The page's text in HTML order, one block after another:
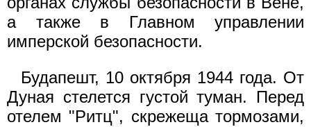
а также в Главном управлении
имперской безопасности.
Будапешт, 10 октября 1944 года. От
Дуная стелется густой туман. Перед
отелем "Ритц", скрежеща тормозами,